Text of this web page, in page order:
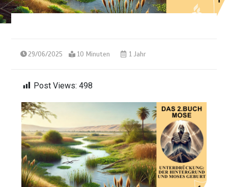
29/06/2025 10 Minuten 1 Jahr
Post Views: 498